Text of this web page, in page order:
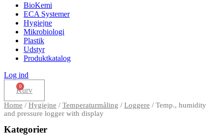
BioKemi
ECA Systemer
Hygiejne
Mikrobiologi
Plastik
Udstyr
Produktkatalog
Log ind
Kurv
Home / Hygiejne / Temperaturmåling / Loggere / Temp., humidity
and pressure logger with display
Kategorier